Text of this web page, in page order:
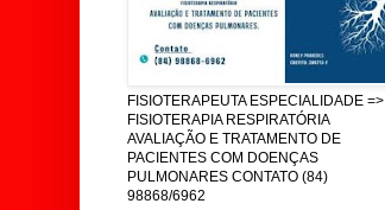
FISIOTERAPEUTA ESPECIALIDADE =>
FISIOTERAPIA RESPIRATÓRIA
AVALIAÇÃO E TRATAMENTO DE
PACIENTES COM DOENÇAS
PULMONARES CONTATO (84)
98868/6962